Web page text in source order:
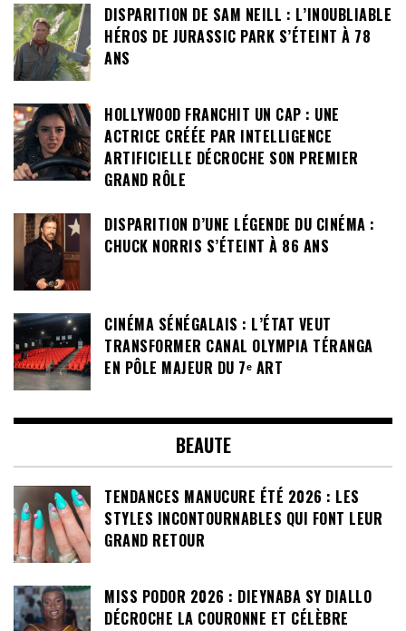
DISPARITION DE SAM NEILL : L’INOUBLIABLE
HÉROS DE JURASSIC PARK S’ÉTEINT À 78
ANS
HOLLYWOOD FRANCHIT UN CAP : UNE
ACTRICE CRÉÉE PAR INTELLIGENCE
ARTIFICIELLE DÉCROCHE SON PREMIER
GRAND RÔLE
DISPARITION D’UNE LÉGENDE DU CINÉMA :
CHUCK NORRIS S’ÉTEINT À 86 ANS
CINÉMA SÉNÉGALAIS : L’ÉTAT VEUT
TRANSFORMER CANAL OLYMPIA TÉRANGA
EN PÔLE MAJEUR DU 7ᵉ ART
BEAUTE
TENDANCES MANUCURE ÉTÉ 2026 : LES
STYLES INCONTOURNABLES QUI FONT LEUR
GRAND RETOUR
MISS PODOR 2026 : DIEYNABA SY DIALLO
DÉCROCHE LA COURONNE ET CÉLÈBRE